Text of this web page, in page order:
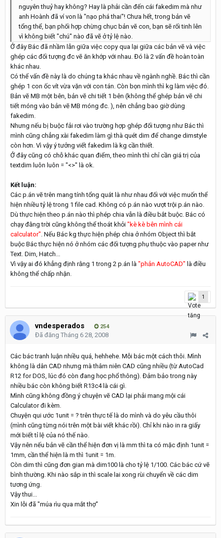
nguyên thuỷ hay không? Hay là phải cần đến cái fakedim mà như
anh Hoành đã ví von là "nạo phá thai"! Chưa hết, trong bản vẽ
tổng thể, bạn phối hợp chừng chục bản vẽ con, bạn sẽ rối tinh lên
vì không biết "chú" nào đã vẽ ở tỷ lệ nào.
Ở đây Bác đã nhầm lẫn giữa việc copy qua lại giữa các bản vẽ và việc
ghép các đối tượng đc vẽ ăn khớp với nhau. Đó là 2 vấn đề hoàn toàn
khác nhau.
Có thể vấn đề này là do chúng ta khác nhau về ngành nghề. Bác thì cần
ghép 1 con ốc vít vừa vặn với con tán. Còn bọn mình thì kg làm việc đó.
Bản vẽ MB một bên, bản vẽ chi tiết 1 bên (không thể ghép bản vẽ chi
tiết móng vào bản vẽ MB móng đc. ), nên chẳng bao giờ dùng
fakedim.
Nhưng nếu bị buộc fải rơi vào trường hợp ghép đối tượng như Bác thì
mình cũng chẳng xài fakedim làm gì thà quét dim để change dimstyle
còn hơn. Vì vậy ý tưởng viết fakedim là kg cần thiết.
Ở đây cũng có chỗ khác quan điểm, theo mình thì chỉ cần giá trị của
textdim luôn luôn = "<>" là ok.
Kết luận:
Các p.án vẽ trên mang tính tổng quát là như nhau đối với việc muốn thể
hiện nhiều tỷ lệ trong 1 file cad. Không có p.án nào vượt trội p.án nào.
Dù thực hiện theo p.án nào thì phép chia vẫn là điều bắt buộc. Bác có
chạy đằng trời cũng không thể thoát khỏi "kè kè bên mình cái
calculator". Nếu Bác kg thực hiện phép chia ở nhóm Object thì bắt
buộc Bác thực hiện nó ở nhóm các đối tượng phụ thuộc vào paper như
Text. Dim, Hatch...
Vì vậy ai đó khẳng định rằng 1 trong 2 p.án là "phản AutoCAD" là điều
không thể chấp nhận.
1
vndesperados 254
Đã đăng Tháng 6 28, 2008
Các bác tranh luận nhiều quá, hehhehe. Mỗi bác một cách thôi. Mình
không là dân CAD nhưng mà thâm niên CAD cũng nhiều (từ AutoCad
R12 for DOS, lúc đó còn đang học phổ thông). Đảm bảo trong này
nhiều bác còn không biết R13c4 là cái gì.
Mình cũng không đồng ý chuyện vẽ CAD lại phải mang mội cái
Calculator đi kèm.
Chuyện qui ước 1unit = ? trên thực tế là do mình và do yêu cầu thôi
(mình cũng từng nói trên một bài viết khác rồi). Chỉ khi nào in ra giấy
mới biết tỉ lệ của nó thế nào.
Vậy nên nếu bản vẽ cần thể hiện đơn vị là mm thì ta có mặc định 1unit =
1mm, cần thể hiện là m thì 1unit = 1m.
Còn dim thì cũng đơn gian mà dim100 là cho tỷ lệ 1/100. Các bác cứ vẽ
bình thường. Khi nào sắp in thì scale lai xong rùi chuyển về các dim
tương ứng.
Vậy thui...
Xin lỗi đã "múa rìu qua mắt thợ"